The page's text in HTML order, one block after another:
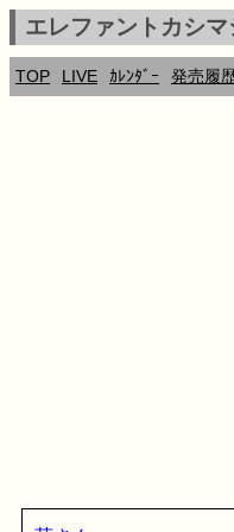
エレファントカシ
TOP LIVE ｶﾚﾝﾀﾞｰ 発売履